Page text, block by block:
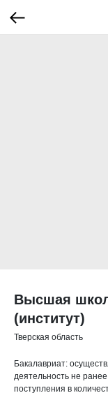
Высшая
(институт)
Тверская область
Бакалавриат:
деятельность не
поступления в